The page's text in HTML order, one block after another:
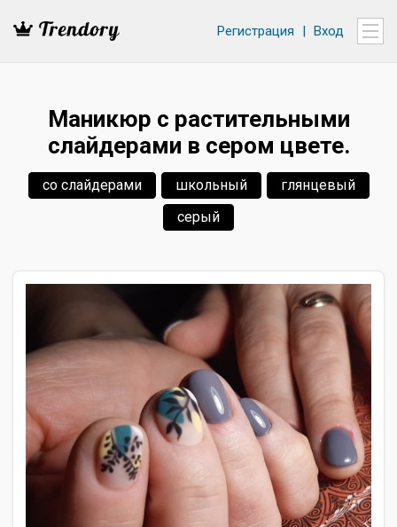
Регистрация | Вход
Маникюр с растительными
слайдерами в сером цвете.
со слайдерами школьный
глянцевый
серый